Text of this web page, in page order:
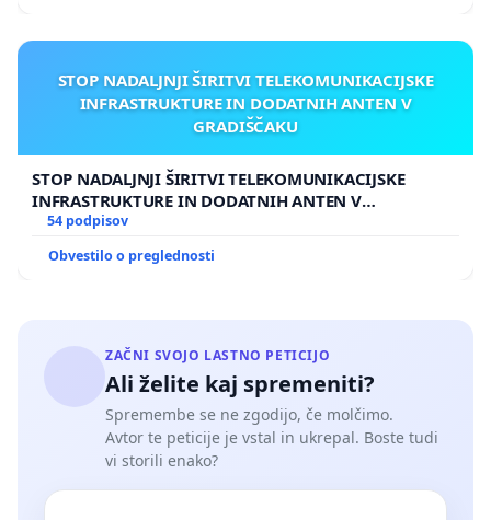
STOP NADALJNJI ŠIRITVI TELEKOMUNIKACIJSKE
INFRASTRUKTURE IN DODATNIH ANTEN V
GRADIŠČAKU
STOP NADALJNJI ŠIRITVI TELEKOMUNIKACIJSKE
INFRASTRUKTURE IN DODATNIH ANTEN V
GRADIŠČAKU
54 podpisov
Obvestilo o preglednosti
ZAČNI SVOJO LASTNO PETICIJO
Ali želite kaj spremeniti?
Spremembe se ne zgodijo, če molčimo.
Avtor te peticije je vstal in ukrepal. Boste tudi
vi storili enako?